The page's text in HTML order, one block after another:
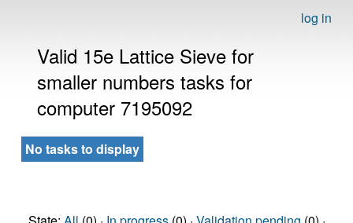
log in
Valid 15e Lattice Sieve for
smaller numbers tasks for
computer 7195092
No tasks to display